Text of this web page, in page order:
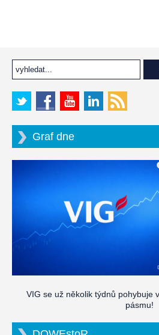
Graf dne
VIG se už několik týdnů pohybuje
pásmu!